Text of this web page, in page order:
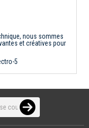
nous sommes
et créatives pour
5